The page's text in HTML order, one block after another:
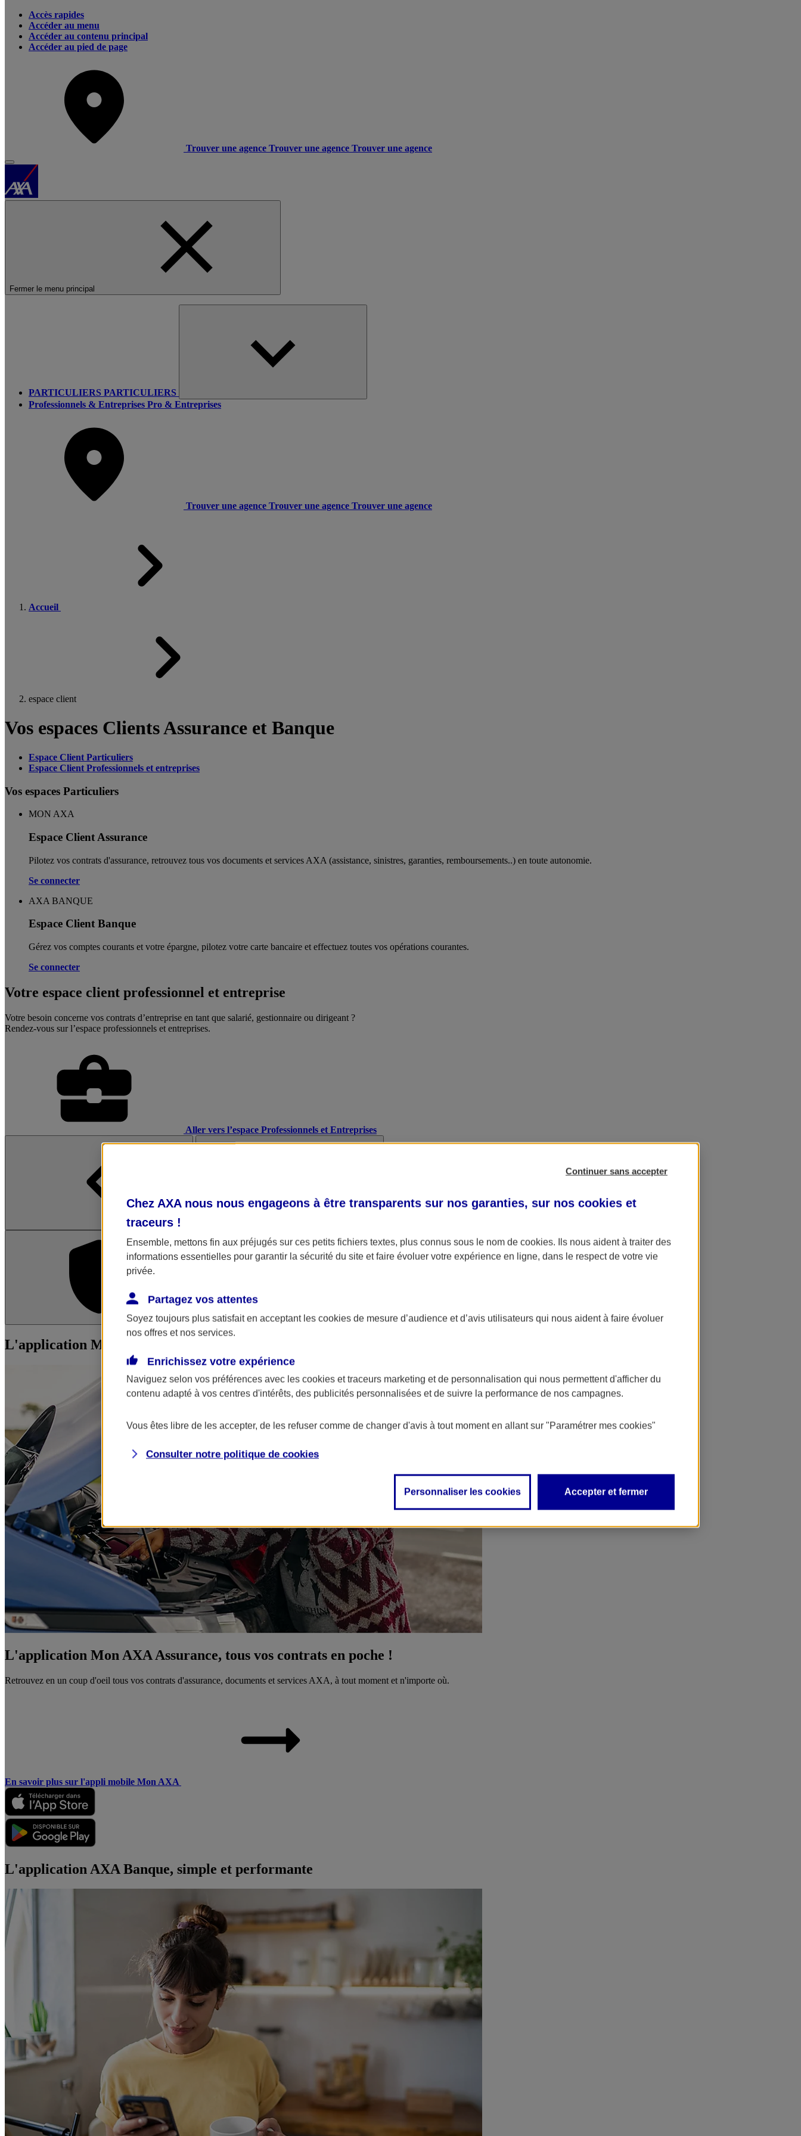
Accès rapides
Accéder au menu
Accéder au contenu principal
Accéder au pied de page
Trouver une agence Trouver une agence Trouver une agence
Fermer le menu principal
PARTICULIERS PARTICULIERS
Professionnels & Entreprises Pro & Entreprises
Trouver une agence Trouver une agence Trouver une agence
Accueil
espace client
Vos espaces Clients Assurance et Banque
Espace Client Particuliers
Espace Client Professionnels et entreprises
Vos espaces Particuliers
MON AXA
Espace Client Assurance
Pilotez vos contrats d'assurance, retrouvez tous vos documents et services AXA (assistance, sinistres, garanties, remboursements..) en toute autonomie. ​
Se connecter
AXA BANQUE
Espace Client Banque
Gérez vos comptes courants et votre épargne, pilotez votre carte bancaire et effectuez toutes vos opérations courantes.
Se connecter
Votre espace client professionnel et entreprise
Votre besoin concerne vos contrats d’entreprise en tant que salarié, gestionnaire ou dirigeant ?
Rendez-vous sur l’espace professionnels et entreprises.
Aller vers l’espace Professionnels et Entreprises
L'application Mon AXA Assurance L'application AXA Banque
L'application Mon AXA Assurance, tous vos contrats en poche !
L'application Mon AXA Assurance, tous vos contrats en poche !
Retrouvez en un coup d'oeil tous vos contrats d'assurance, documents et services AXA, à tout moment et n'importe où.
En savoir plus sur l'appli mobile Mon AXA
L'application AXA Banque, simple et performante
Continuer sans accepter
Chez AXA nous nous engageons à être transparents sur nos garanties, sur nos cookies et
traceurs !
Ensemble, mettons fin aux préjugés sur ces petits fichiers textes, plus connus sous le nom de cookies. Ils nous aident à traiter des
informations essentielles pour garantir la sécurité du site et faire évoluer votre expérience en ligne, dans le respect de votre vie
privée.
Partagez vos attentes
Soyez toujours plus satisfait en acceptant les cookies de mesure d’audience et d’avis utilisateurs qui nous aident à faire évoluer
nos offres et nos services.
Enrichissez votre expérience
Naviguez selon vos préférences avec les cookies et traceurs marketing et de personnalisation qui nous permettent d'afficher du
contenu adapté à vos centres d'intérêts, des publicités personnalisées et de suivre la performance de nos campagnes.
Vous êtes libre de les accepter, de les refuser comme de changer d'avis à tout moment en allant sur "Paramétrer mes cookies"
Consulter notre politique de cookies
Personnaliser les cookies Accepter et fermer